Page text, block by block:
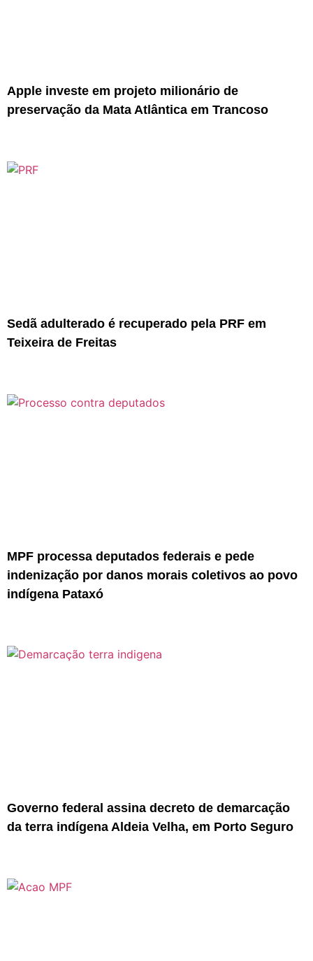
Apple investe em projeto milionário de
preservação da Mata Atlântica em Trancoso
Sedã adulterado é recuperado pela PRF em
Teixeira de Freitas
MPF processa deputados federais e pede
indenização por danos morais coletivos ao povo
indígena Pataxó
Governo federal assina decreto de demarcação
da terra indígena Aldeia Velha, em Porto Seguro